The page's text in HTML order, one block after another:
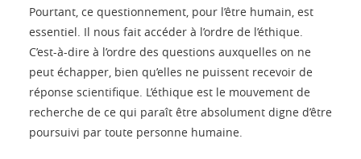
Pourtant, ce questionnement, pour l’être humain, est
essentiel. Il nous fait accéder à l’ordre de l’éthique.
C’est-à-dire à l’ordre des questions auxquelles on ne
peut échapper, bien qu’elles ne puissent recevoir de
réponse scientifique. L’éthique est le mouvement de
recherche de ce qui paraît être absolument digne d’être
poursuivi par toute personne humaine.